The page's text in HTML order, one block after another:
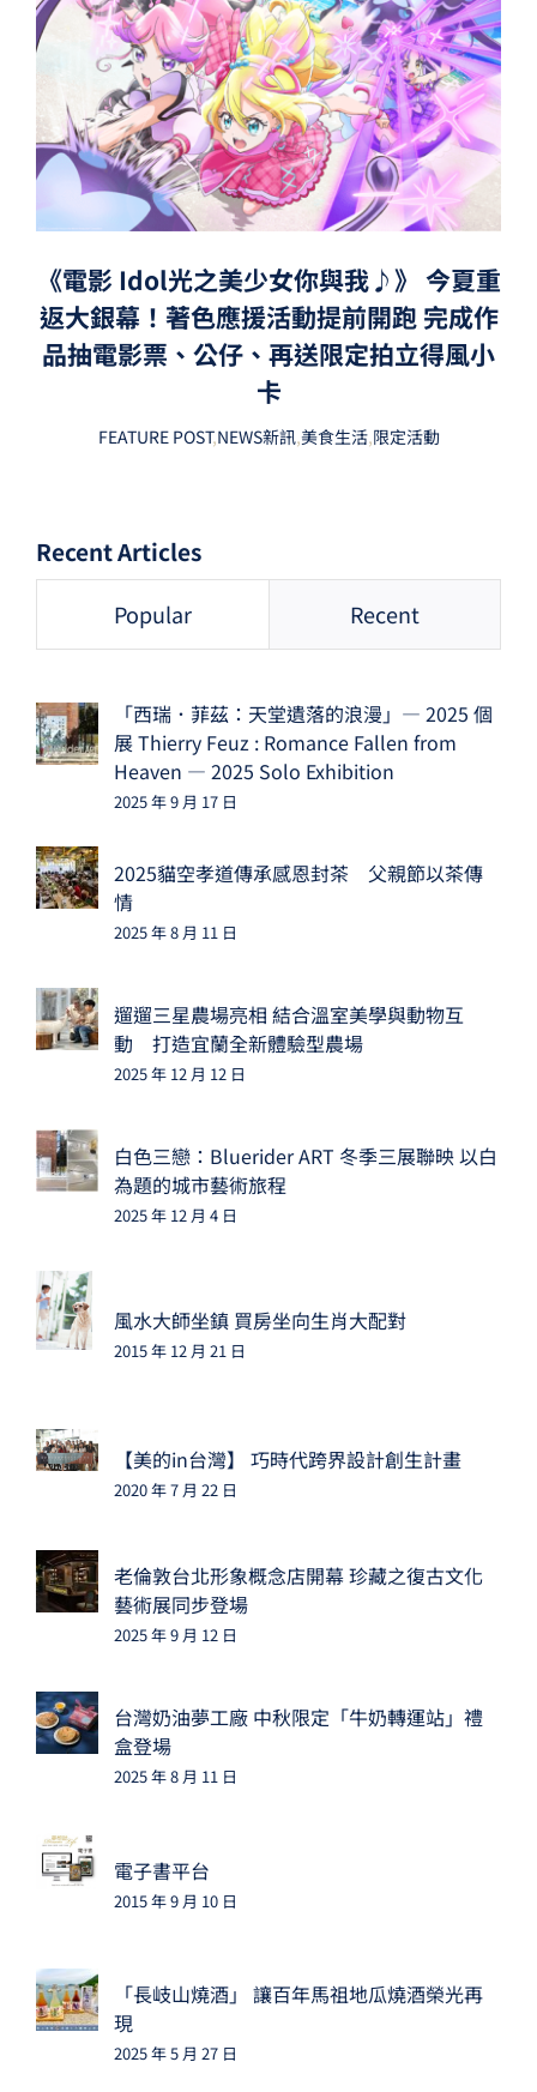
《電影 Idol光之美少女你與我♪》 今夏重
返大銀幕！著色應援活動提前開跑 完成作
品抽電影票、公仔、再送限定拍立得風小
卡
FEATURE POST,NEWS新訊,美食生活,限定活動
Recent Articles
Popular Recent
「西瑞．菲茲：天堂遺落的浪漫」— 2025 個
展 Thierry Feuz : Romance Fallen from
Heaven — 2025 Solo Exhibition
2025 年 9 月 17 日
2025貓空孝道傳承感恩封茶 父親節以茶傳
情
2025 年 8 月 11 日
遛遛三星農場亮相 結合溫室美學與動物互
動 打造宜蘭全新體驗型農場
2025 年 12 月 12 日
白色三戀：Bluerider ART 冬季三展聯映 以白
為題的城市藝術旅程
2025 年 12 月 4 日
風水大師坐鎮 買房坐向生肖大配對
2015 年 12 月 21 日
【美的in台灣】 巧時代跨界設計創生計畫
2020 年 7 月 22 日
老倫敦台北形象概念店開幕 珍藏之復古文化
藝術展同步登場
2025 年 9 月 12 日
台灣奶油夢工廠 中秋限定「牛奶轉運站」禮
盒登場
2025 年 8 月 11 日
電子書平台
2015 年 9 月 10 日
「長岐山燒酒」 讓百年馬祖地瓜燒酒榮光再
現
2025 年 5 月 27 日